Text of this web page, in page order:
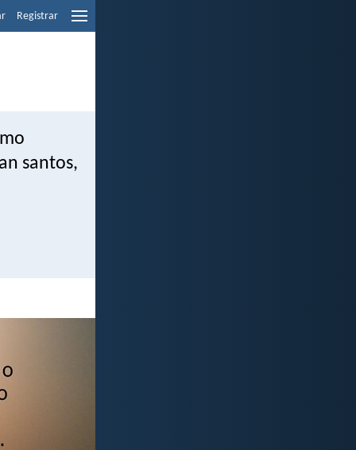
Registrar
santos,